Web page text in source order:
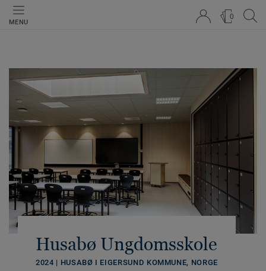
MENU
0
Husabø Ungdomsskole
2024 | HUSABØ I EIGERSUND KOMMUNE, NORGE